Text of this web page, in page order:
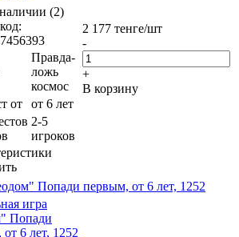
(2)
Правда-
ложь
космос
от
от 6 лет
2-5
игроков
2 177 тенге/шт
-
+
В корзину
Попади первым, от 6 лет, 1252
игра
Попади
6 лет, 1252